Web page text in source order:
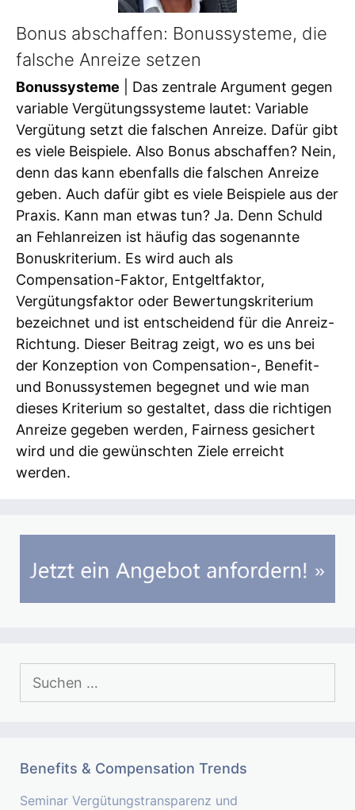
Bonus abschaffen: Bonussysteme, die
falsche Anreize setzen
Bonussysteme | Das zentrale Argument gegen
variable Vergütungssysteme lautet: Variable
Vergütung setzt die falschen Anreize. Dafür gibt
es viele Beispiele. Also Bonus abschaffen? Nein,
denn das kann ebenfalls die falschen Anreize
geben. Auch dafür gibt es viele Beispiele aus der
Praxis. Kann man etwas tun? Ja. Denn Schuld
an Fehlanreizen ist häufig das sogenannte
Bonuskriterium. Es wird auch als
Compensation-Faktor, Entgeltfaktor,
Vergütungsfaktor oder Bewertungskriterium
bezeichnet und ist entscheidend für die Anreiz-
Richtung. Dieser Beitrag zeigt, wo es uns bei
der Konzeption von Compensation-, Benefit-
und Bonussystemen begegnet und wie man
dieses Kriterium so gestaltet, dass die richtigen
Anreize gegeben werden, Fairness gesichert
wird und die gewünschten Ziele erreicht
werden.
nach:
Benefits & Compensation Trends
Seminar Vergütungstransparenz und